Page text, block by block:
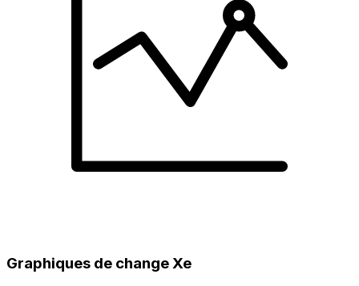
Graphiques de change Xe